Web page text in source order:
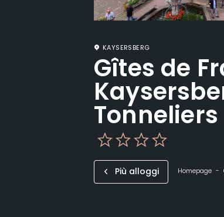
KAYSERSBERG
Gîtes de
Tonneliers
Più alloggi Homepage